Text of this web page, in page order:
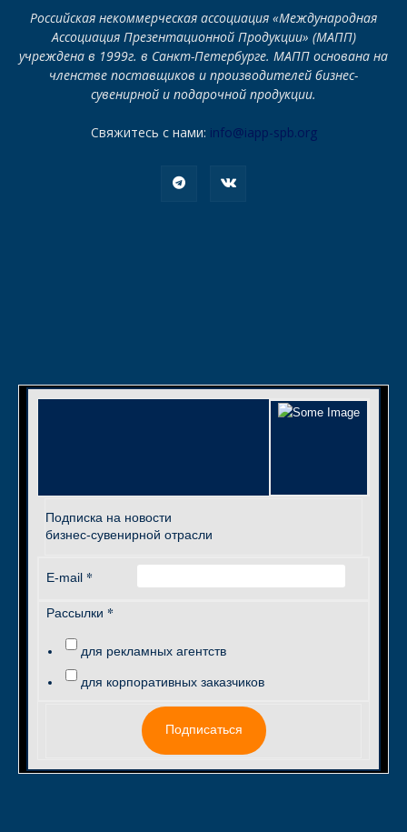
Российская некоммерческая ассоциация «Международная
Ассоциация Презентационной Продукции» (МАПП)
учреждена в 1999г. в Санкт-Петербурге. МАПП основана на
членстве поставщиков и производителей бизнес-
сувенирной и подарочной продукции.
Свяжитесь с нами: info@iapp-spb.org
Подписка на новости
бизнес-сувенирной отрасли
E-mail *
Рассылки *
для рекламных агентств
для корпоративных заказчиков
Подписаться